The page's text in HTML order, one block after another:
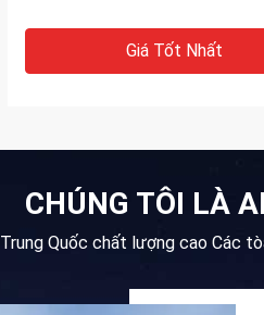
Giá Tốt Nhất
CHÚNG TÔI LÀ
Trung Quốc chất lượng cao Các